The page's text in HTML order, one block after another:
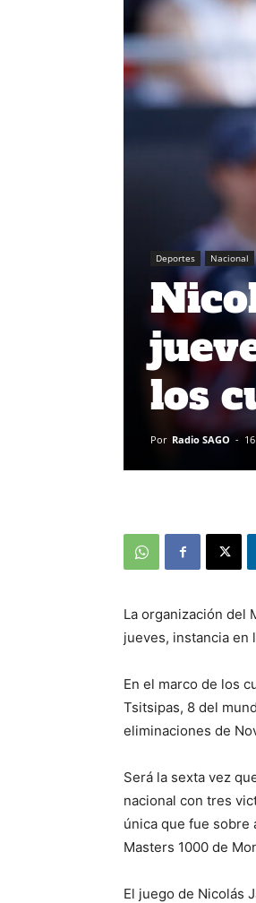
Deportes Nacional
los
Por Radio SAGO -
La organización del
jueves, instancia en
En el marco de los
Tsitsipas, 8 del
eliminaciones de
Será la sexta vez
nacional con tres
única que fue sobre
Masters 1000 de
El juego de Nicolás